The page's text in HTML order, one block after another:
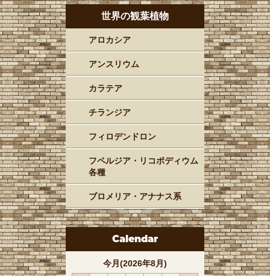
世界の観葉植物
アロカシア
アンスリウム
カラテア
チランジア
フィロデンドロン
フペルジア・リコポディウム
各種
ブロメリア・アナナス系
Calendar
今月(2026年8月)